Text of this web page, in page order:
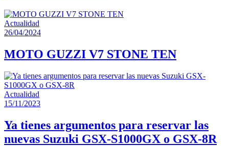
Actualidad
26/04/2024
MOTO GUZZI V7 STONE TEN
Actualidad
15/11/2023
Ya tienes argumentos para reservar las
nuevas Suzuki GSX-S1000GX o GSX-8R